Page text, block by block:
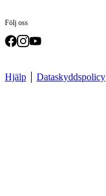
Följ oss
Hjälp Dataskyddspolicy